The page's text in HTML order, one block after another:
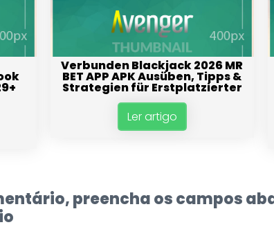
Verbunden Blackjack 2026 MR
BET APP APK Ausüben, Tipps &
Strategien für Erstplatzierter
Ler artigo
preencha os campos